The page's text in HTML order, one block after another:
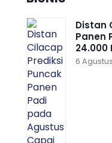
Distan
Panen
24.000
6